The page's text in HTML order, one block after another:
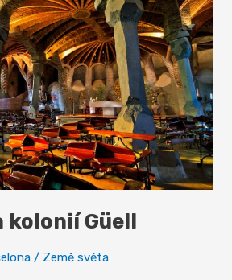
kolonií Güell
/ Země světa